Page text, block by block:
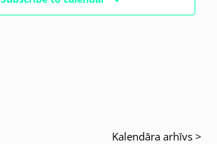
Kalendāra arhīvs >